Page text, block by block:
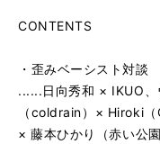
CONTENTS
・歪みベーシスト対談
......日向秀和 × IKUO
（coldrain）× Hiroki
× 藤本ひかり（赤い公園